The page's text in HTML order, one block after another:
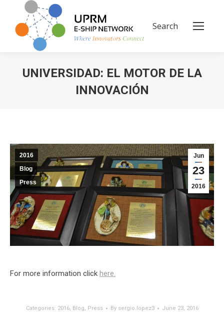
Search:
Search
UNIVERSIDAD: EL MOTOR DE LA
INNOVACIÓN
Jun
23
2016
2016
Blog
Press
For more information click here.
Categories: 2016, Blog, Press By sergio.lopez3 June 23, 2016